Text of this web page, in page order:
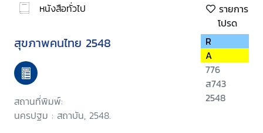
หนังสือทั่วไป
รายการ
โปรด
สุขภาพคนไทย 2548
สถานที่พิมพ์:
นครปฐม : สถาบัน, 2548.
R
A
776
ส743
2548